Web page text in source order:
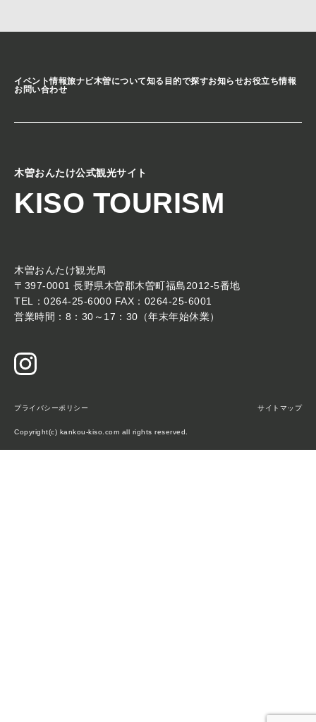
イベント情報旅ナビ木曽について知る 目的で探すお知らせお役立ち情報
お問い合わせ
木曽おんたけ公式観光サイト
KISO TOURISM
木曽おんたけ観光局
〒397-0001 長野県木曽郡木曽町福島2012-5番地
TEL：0264-25-6000 FAX：0264-25-6001
営業時間：8：30～17：30（年末年始休業）
プライバシーポリシー サイトマップ
Copyright(c) kankou-kiso.com all rights reserved.